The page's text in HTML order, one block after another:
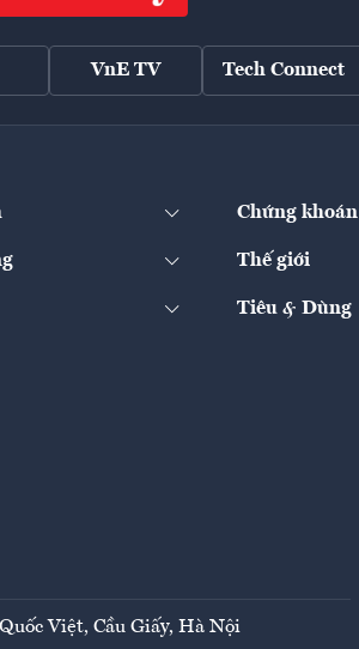
VnE TV Tech Connect
Chứng khoán
Thế giới
Tiêu & Dùng
Việt, Cầu Giấy, Hà Nội